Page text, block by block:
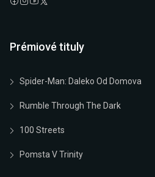
Prémiové tituly
Spider-Man: Daleko Od Domova
Rumble Through The Dark
100 Streets
Pomsta V Trinity